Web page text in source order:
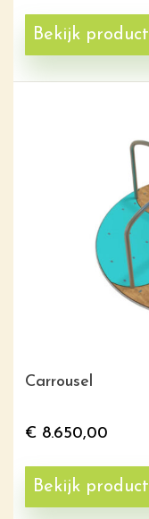
Bekijk product
Carrousel
€ 8.650,00
Bekijk product